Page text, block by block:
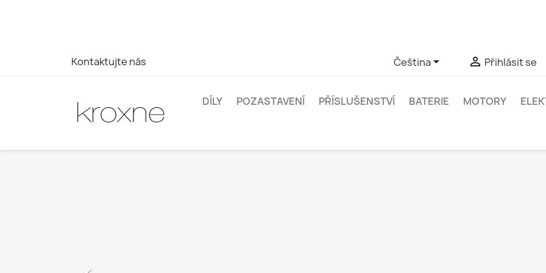
Kontaktujte nás Čeština  Přihlásit se
DÍLY POZASTAVENÍ PŘÍSLUŠENSTVÍ BATERIE MOTORY